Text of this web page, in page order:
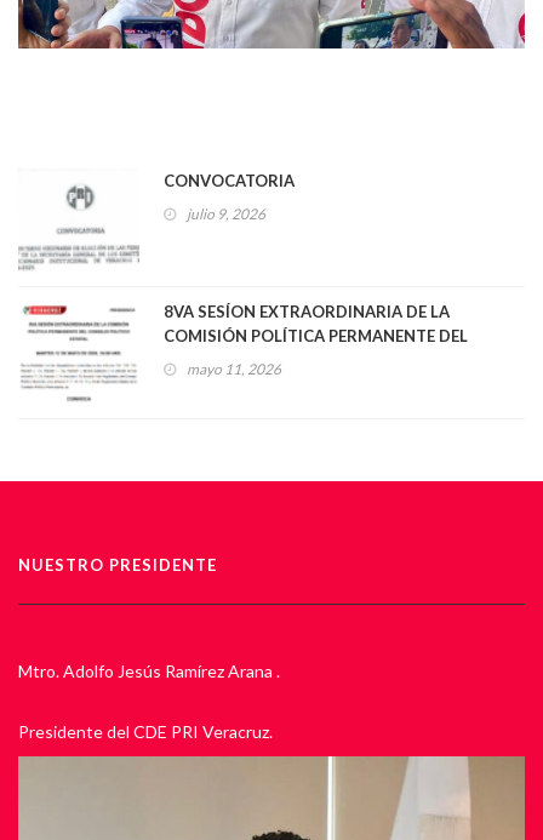
CONVOCATORIA
julio 9, 2026
8VA SESÍON EXTRAORDINARIA DE LA
COMISIÓN POLÍTICA PERMANENTE DEL
CONSEJO POLÍTICO ESTATAL
mayo 11, 2026
NUESTRO PRESIDENTE
Mtro. Adolfo Jesús Ramírez Arana .
Presidente del CDE PRI Veracruz.